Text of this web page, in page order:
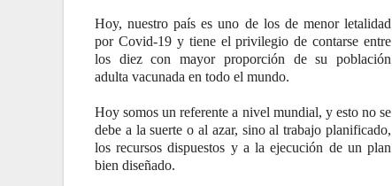
Hoy, nuestro país es uno de los de menor letalidad
por Covid-19 y tiene el privilegio de contarse entre
los diez con mayor proporción de su población
adulta vacunada en todo el mundo.
Hoy somos un referente a nivel mundial, y esto no se
debe a la suerte o al azar, sino al trabajo planificado,
los recursos dispuestos y a la ejecución de un plan
bien diseñado.